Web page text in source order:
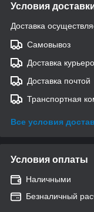
Условия
Доставка
Самовывоз
Доставка
Доставка почтой
Транспортная
Все условия
Условия оплаты
Наличными
Безналичный